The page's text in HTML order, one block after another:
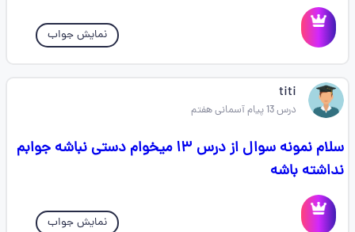
نمایش جواب
titi
درس 13 پیام آسمانی هفتم
سلام نمونه سوال از درس ۱۳ میخوام دستی نباشه جوابم
نداشته باشه
نمایش جواب